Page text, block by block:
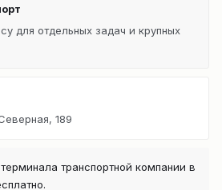
для отдельных задач и крупных
189
транспортной компании в